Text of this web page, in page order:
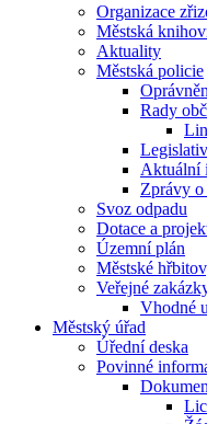
Organizace
Městská
Aktuality
Městská policie
Rady
Aktuální
Zprávy o
Svoz odpadu
Dotace a
Územní plán
Městské
Veřejné
Vhodné
Městský úřad
Úřední deska
Povinné